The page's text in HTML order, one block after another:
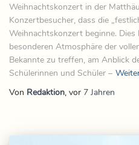
Weihnachtskonzert in der
Konzertbesucher, dass die
Weihnachtskonzert beginne. Dies
besonderen Atmosphäre der
Bekannte zu treffen, am Anblick
Schülerinnen und Schüler –
Von Redaktion, vor 7 Jahren